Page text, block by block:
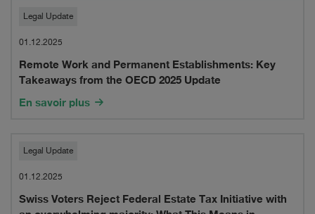
management
scheme
with
various
introducing
individual
taxation:
what
does
Remote
Work
and
Permanent
Key
Takeaways
from
Legal Update
01.12.2025
Remote Work and Permanent Establishments: Key
Takeaways from the OECD 2025 Update
En savoir plus
Swiss
Voters
Reject
Legal Update
01.12.2025
Swiss Voters Reject Federal Estate Tax Initiative with